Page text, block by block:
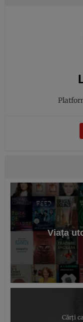
Viața
Cărți